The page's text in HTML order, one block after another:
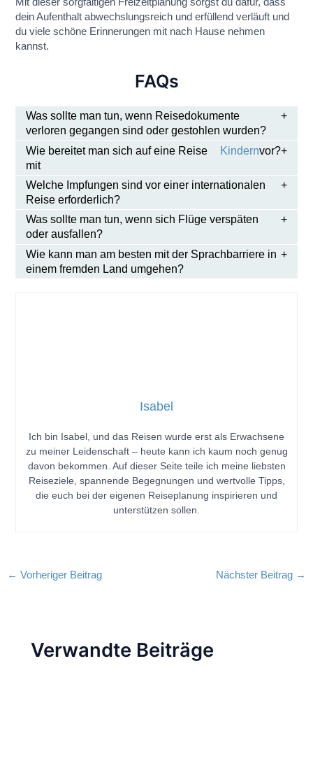
dein Aufenthalt abwechslungsreich und erfüllend verläuft und
du viele schöne Erinnerungen mit nach Hause nehmen
kannst.
FAQs
Was sollte man tun, wenn Reisedokumente
verloren gegangen sind oder gestohlen wurden?
Wie bereitet man sich auf eine Reise
mit
Kindernvor?
Welche Impfungen sind vor einer internationalen
Reise erforderlich?
Was sollte man tun, wenn sich Flüge verspäten
oder ausfallen?
Wie kann man am besten mit der Sprachbarriere in
einem fremden Land umgehen?
Isabel
Ich bin Isabel, und das Reisen wurde erst als Erwachsene
zu meiner Leidenschaft – heute kann ich kaum noch genug
davon bekommen. Auf dieser Seite teile ich meine liebsten
Reiseziele, spannende Begegnungen und wertvolle Tipps,
die euch bei der eigenen Reiseplanung inspirieren und
unterstützen sollen.
← Vorheriger Beitrag Nächster Beitrag →
Verwandte Beiträge